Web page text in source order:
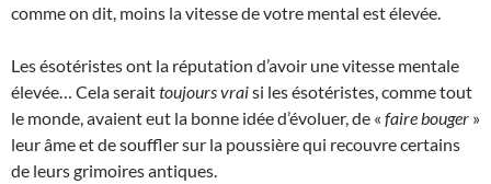
comme on dit, moins la vitesse de votre mental est élevée.
Les ésotéristes ont la réputation d’avoir une vitesse mentale
élevée… Cela seraittoujours vraisi les ésotéristes, comme tout
le monde, avaient eut la bonne idée d’évoluer, de « faire bouger »
leur âme et de souffler sur la poussière qui recouvre certains
de leurs grimoires antiques.